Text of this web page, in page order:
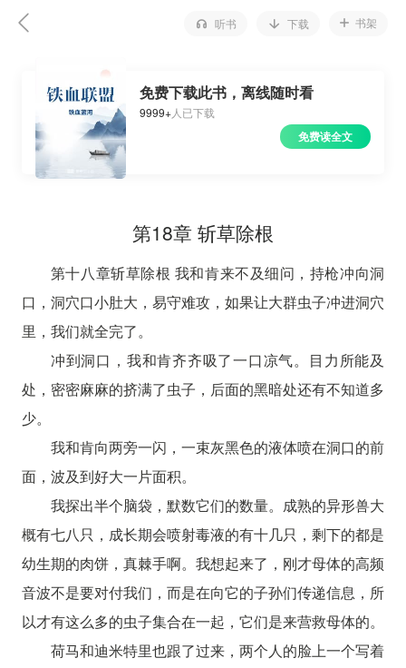
听书 下载 书架
免费下载此书，离线随时看
9999+人已下载
免费读全文
第18章 斩草除根
第十八章斩草除根 我和肯来不及细问，持枪冲向洞
口，洞穴口小肚大，易守难攻，如果让大群虫子冲进洞穴
里，我们就全完了。
冲到洞口，我和肯齐齐吸了一口凉气。目力所能及
处，密密麻麻的挤满了虫子，后面的黑暗处还有不知道多
少。
我和肯向两旁一闪，一束灰黑色的液体喷在洞口的前
面，波及到好大一片面积。
我探出半个脑袋，默数它们的数量。成熟的异形兽大
概有七八只，成长期会喷射毒液的有十几只，剩下的都是
幼生期的肉饼，真棘手啊。我想起来了，刚才母体的高频
音波不是要对付我们，而是在向它的子孙们传递信息，所
以才有这么多的虫子集合在一起，它们是来营救母体的。
荷马和迪米特里也跟了过来，两个人的脸上一个写着